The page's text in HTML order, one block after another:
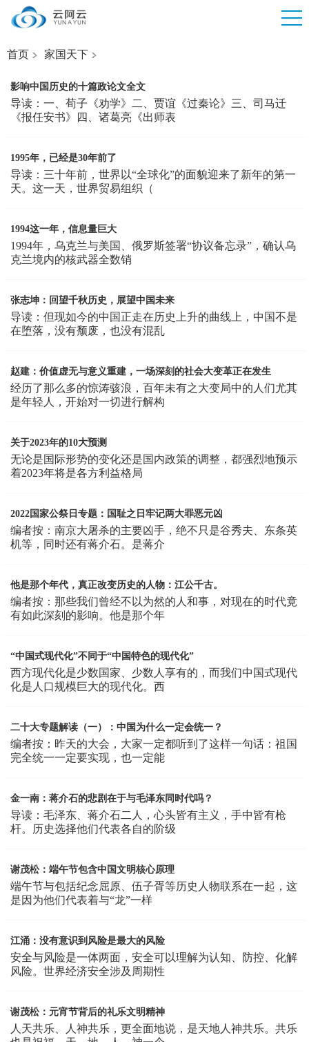
首页 家国天下
影响中国历史的十篇政论文全文
导读：一、荀子《劝学》二、贾谊《过秦论》三、司马迁
《报任安书》四、诸葛亮《出师表
1995年，已经是30年前了
导读：三十年前，世界以“全球化”的面貌迎来了新年的第一
天。这一天，世界贸易组织（
1994这一年，信息量巨大
1994年，乌克兰与美国、俄罗斯签署“协议备忘录”，确认乌
克兰境内的核武器全数销
张志坤：回望千秋历史，展望中国未来
导读：但现如今的中国正走在历史上升的曲线上，中国不是
在堕落，没有颓废，也没有混乱
赵建：价值虚无与意义重建，一场深刻的社会大变革正在发生
经历了那么多的惊涛骇浪，百年未有之大变局中的人们尤其
是年轻人，开始对一切进行解构
关于2023年的10大预测
无论是国际形势的变化还是国内政策的调整，都强烈地预示
着2023年将是各方利益格局
2022国家公祭日专题：国耻之日牢记两大罪恶元凶
编者按：南京大屠杀的主要凶手，绝不只是谷秀夫、东条英
机等，同时还有蒋介石。是蒋介
他是那个年代，真正改变历史的人物：江公千古。
编者按：那些我们曾经不以为然的人和事，对现在的时代竟
有如此深刻的影响。他是那个年
“中国式现代化”不同于“中国特色的现代化”
西方现代化是少数国家、少数人享有的，而我们中国式现代
化是人口规模巨大的现代化。西
二十大专题解读（一）：中国为什么一定会统一？
编者按：昨天的大会，大家一定都听到了这样一句话：祖国
完全统一一定要实现，也一定能
金一南：蒋介石的悲剧在于与毛泽东同时代吗？
导读：毛泽东、蒋介石二人，心头皆有主义，手中皆有枪
杆。历史选择他们代表各自的阶级
谢茂松：端午节包含中国文明核心原理
端午节与包括纪念屈原、伍子胥等历史人物联系在一起，这
是因为他们代表着与“龙”一样
江涌：没有意识到风险是最大的风险
安全与风险是一体两面，安全可以理解为认知、防控、化解
风险。世界经济安全涉及周期性
谢茂松：元宵节背后的礼乐文明精神
人天共乐、人神共乐，更全面地说，是天地人神共乐。共乐